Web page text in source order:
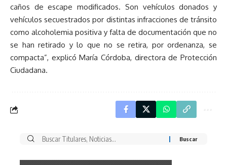
caños de escape modificados. Son vehículos donados y
vehículos secuestrados por distintas infracciones de tránsito
como alcoholemia positiva y falta de documentación que no
se han retirado y lo que no se retira, por ordenanza, se
compacta”, explicó María Córdoba, directora de Protección
Ciudadana.
Buscar